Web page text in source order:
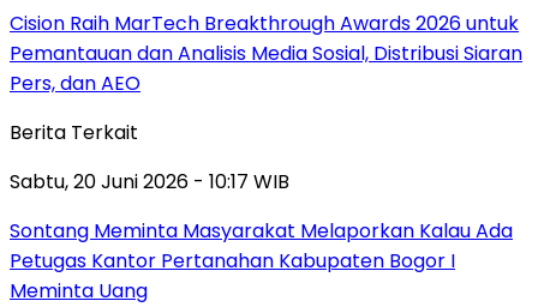
Cision Raih MarTech Breakthrough Awards 2026 untuk
Pemantauan dan Analisis Media Sosial, Distribusi Siaran
Pers, dan AEO
Berita Terkait
Sabtu, 20 Juni 2026 - 10:17 WIB
Sontang Meminta Masyarakat Melaporkan Kalau Ada
Petugas Kantor Pertanahan Kabupaten Bogor I
Meminta Uang